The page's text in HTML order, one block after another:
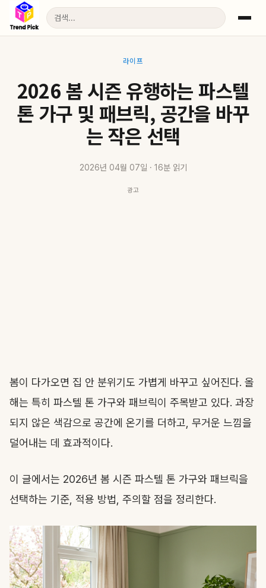
라이프
2026 봄 시즌 유행하는 파스텔
톤 가구 및 패브릭, 공간을 바꾸
는 작은 선택
2026년 04월 07일 · 16분 읽기
광고
봄이 다가오면 집 안 분위기도 가볍게 바꾸고 싶어진다. 올
해는 특히 파스텔 톤 가구와 패브릭이 주목받고 있다. 과장
되지 않은 색감으로 공간에 온기를 더하고, 무거운 느낌을
덜어내는 데 효과적이다.
이 글에서는 2026년 봄 시즌 파스텔 톤 가구와 패브릭을
선택하는 기준, 적용 방법, 주의할 점을 정리한다.